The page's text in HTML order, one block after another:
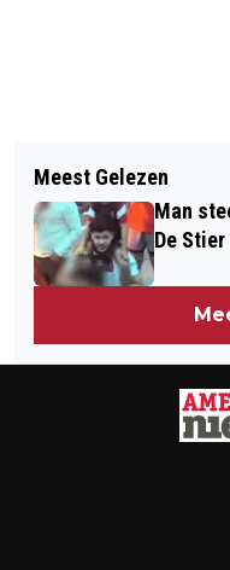
LOCATIE VAN
WEEK VAN AI,
DOMOTICA IN
EEMLAND
Meest Gelezen
Man
De